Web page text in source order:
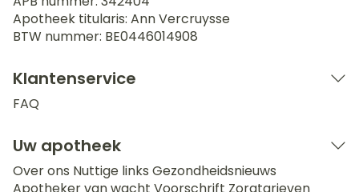
Apotheek titularis: Ann Vercruysse
BTW nummer: BE0446014908
Klantenservice
FAQ
Uw apotheek
Over ons Nuttige links Gezondheidsnieuws